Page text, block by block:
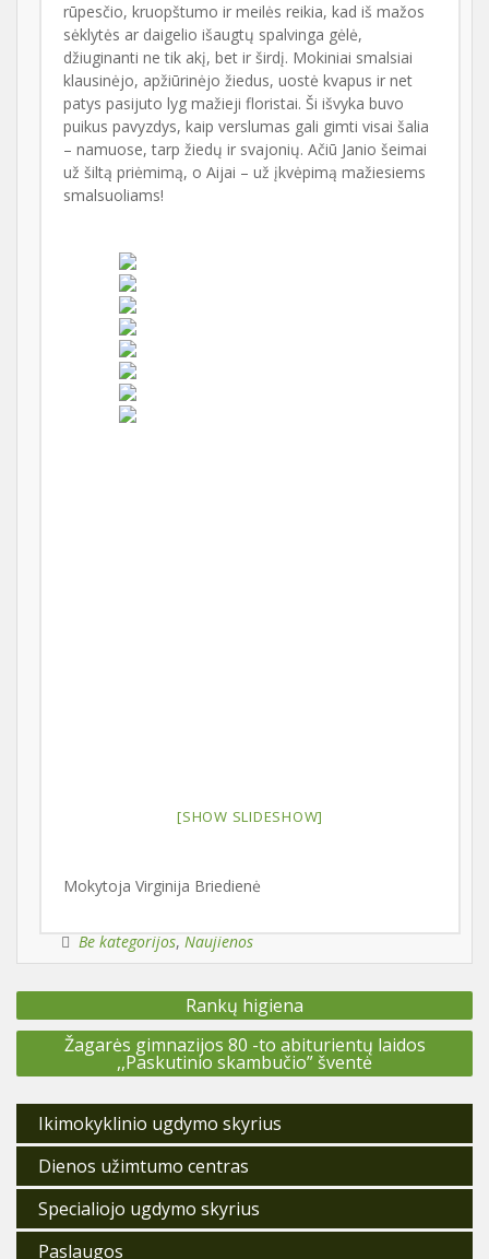
rūpesčio, kruopštumo ir meilės reikia, kad iš mažos
sėklytės ar daigelio išaugtų spalvinga gėlė,
džiuginanti ne tik akį, bet ir širdį. Mokiniai smalsiai
klausinėjo, apžiūrinėjo žiedus, uostė kvapus ir net
patys pasijuto lyg mažieji floristai. Ši išvyka buvo
puikus pavyzdys, kaip verslumas gali gimti visai šalia
– namuose, tarp žiedų ir svajonių. Ačiū Janio šeimai
už šiltą priėmimą, o Aijai – už įkvėpimą mažiesiems
smalsuoliams!
[SHOW SLIDESHOW]
Mokytoja Virginija Briedienė
Be kategorijos, Naujienos
Navigacija
įrašų
Rankų higiena
Žagarės gimnazijos 80 -to abiturientų laidos
,,Paskutinio skambučio” šventė
Ikimokyklinio ugdymo skyrius
Dienos užimtumo centras
Specialiojo ugdymo skyrius
Paslaugos